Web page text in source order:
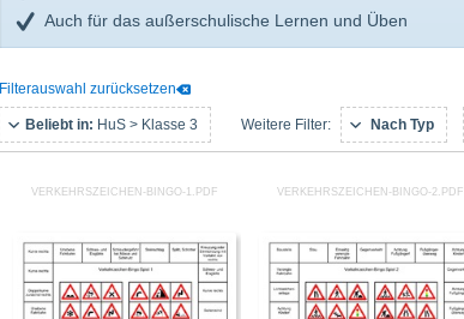
Auch für das außerschulische Lernen und Üben
Filterauswahl zurücksetzen
Beliebt in: HuS > Klasse 3 Weitere Filter: Nach Typ
VERKEHRSZEICHEN-BINGO-1.PDF VERKEHRSZEICHEN-BINGO-2.PDF